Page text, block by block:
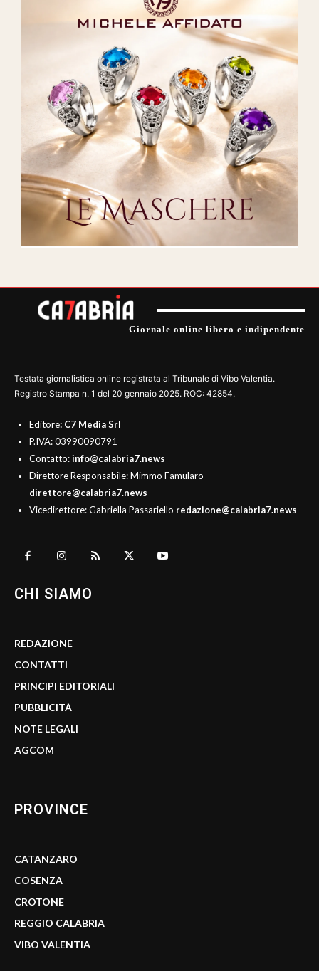
Giornale online libero e indipendente
Testata giornalistica online registrata al Tribunale di Vibo Valentia.
Registro Stampa n. 1 del 20 gennaio 2025. ROC: 42854.
Editore: C7 Media Srl
P.IVA: 03990090791
Contatto:info@calabria7.news
Direttore Responsabile: Mimmo Famularo
direttore@calabria7.news
Vicedirettore: Gabriella Passariello redazione@calabria7.news
CHI SIAMO
REDAZIONE
CONTATTI
PRINCIPI EDITORIALI
PUBBLICITÀ
NOTE LEGALI
AGCOM
PROVINCE
CATANZARO
COSENZA
CROTONE
REGGIO CALABRIA
VIBO VALENTIA